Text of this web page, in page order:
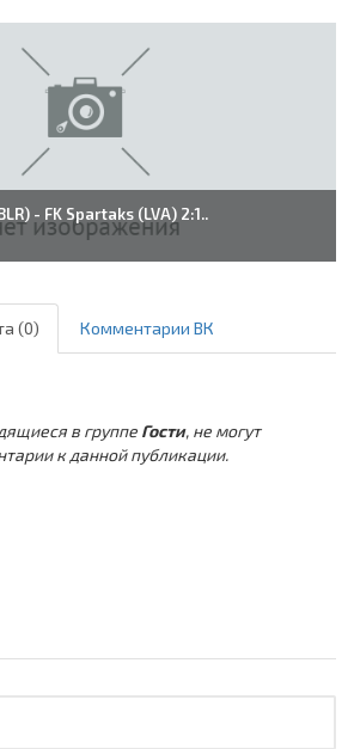
- FK Spartaks (LVA) 2:1..
(0) Комментарии ВК
в группе Гости, не могут
к данной публикации.